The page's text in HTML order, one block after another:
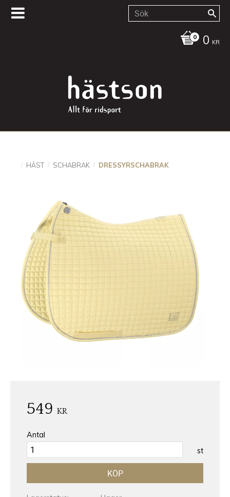
0 KR
HÄST SCHABRAK DRESSYRSCHABRAK
549 KR
Antal
st
KÖP